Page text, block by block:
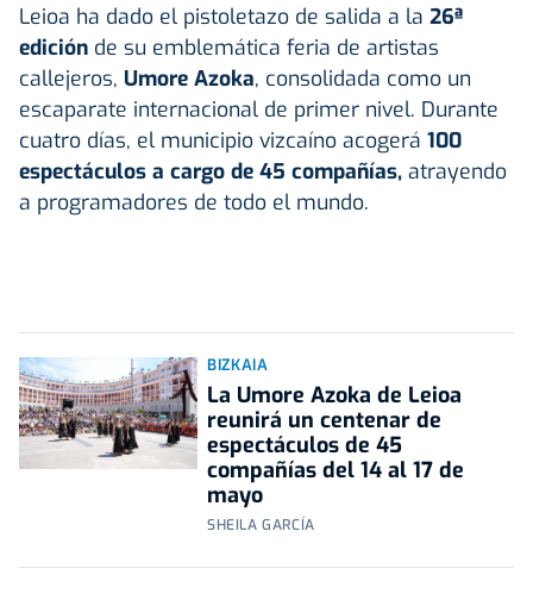
Leioa ha dado el pistoletazo de salida a la 26ª
edición de su emblemática feria de artistas
callejeros, Umore Azoka, consolidada como un
escaparate internacional de primer nivel. Durante
cuatro días, el municipio vizcaíno acogerá 100
espectáculos a cargo de 45 compañías, atrayendo
a programadores de todo el mundo.
BIZKAIA
La Umore Azoka de Leioa
reunirá un centenar de
espectáculos de 45
compañías del 14 al 17 de
mayo
SHEILA GARCÍA